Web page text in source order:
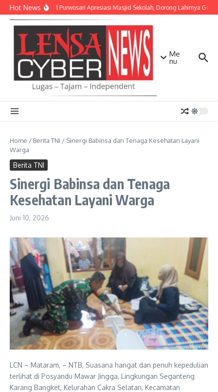
Lewati ke konten
Hot NewsDanramil Purwosari Apresiasi Masjid Sekolah, Dorong Lahirnya
Me
nu
Home / Berita TNI / Sinergi Babinsa dan Tenaga Kesehatan Layani
Warga
Berita TNI
Sinergi Babinsa dan Tenaga
Kesehatan Layani Warga
Juni 10, 2026
LCN – Mataram, – NTB, Suasana hangat dan penuh kepedulian
terlihat di Posyandu Mawar Jingga, Lingkungan Seganteng
Karang Bangket, Kelurahan Cakra Selatan, Kecamatan